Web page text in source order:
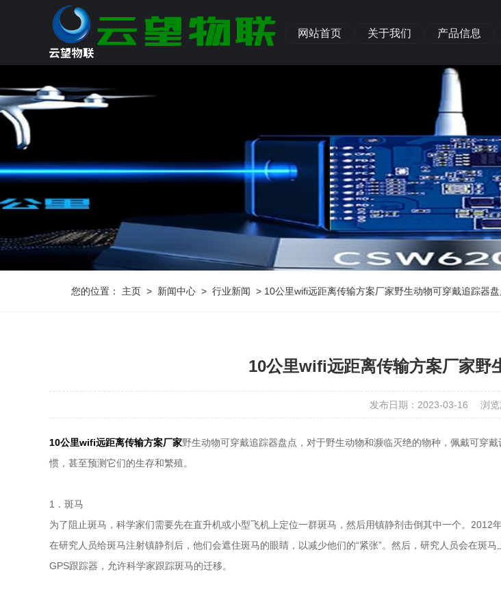
网站首页 关于我们 产品信息
您的位置： 主页 > 新闻中心 > 行业新闻 > 10公里wifi远距离传输方案厂家野生动物可穿戴追踪器盘
10公里wifi远距离传输方案厂家野
发布日期：2023-03-16 浏
10公里wifi远距离传输方案厂家野生动物可穿戴追踪器盘点，对于野生动物和濒临灭绝的物种，佩戴可穿
惯，甚至预测它们的生存和繁殖。
1．斑马
为了阻止斑马，科学家们需要先在直升机或小型飞机上定位一群斑马，然后用镇静剂击倒其中一个。2012
在研究人员给斑马注射镇静剂后，他们会遮住斑马的眼睛，以减少他们的“紧张”。然后，研究人员会在斑
GPS跟踪器，允许科学家跟踪斑马的迁移。